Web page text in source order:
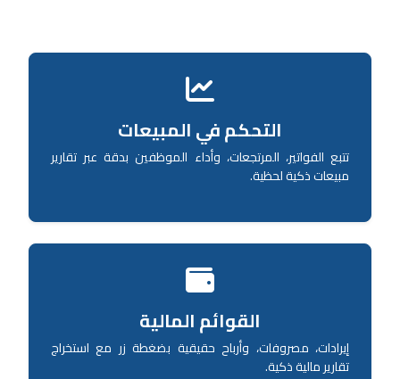
التحكم في المبيعات
تتبع الفواتير، المرتجعات، وأداء الموظفين بدقة عبر تقارير
مبيعات ذكية لحظية.
القوائم المالية
إيرادات، مصروفات، وأرباح حقيقية بضغطة زر مع استخراج
تقارير مالية ذكية.